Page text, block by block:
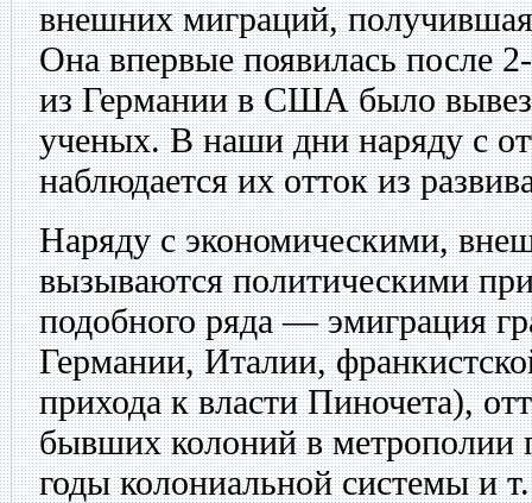
внешних миграций,
Она впервые появилась после
из Германии в США было
ученых. В наши дни наряду с
наблюдается их отток из
Наряду с экономическими,
вызываются политическими
подобного ряда — эмиграция
Германии, Италии,
прихода к власти Пиночета),
бывших колоний в метрополии
годы колониальной системы и